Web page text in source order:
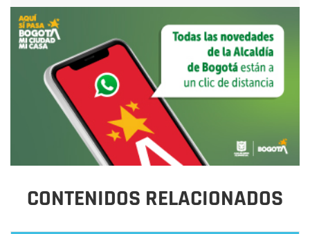
CONTENIDOS RELACIONADOS